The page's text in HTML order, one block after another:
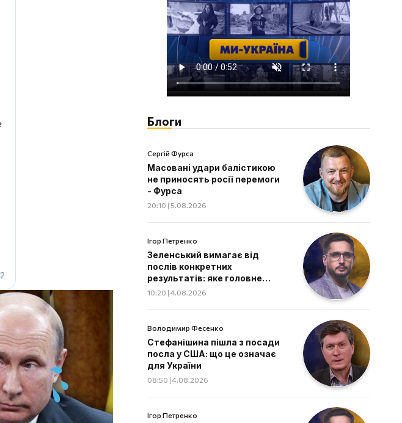
Блоги
Сергій Фурса
Масовані удари балістикою
не приносять росії перемоги
- Фурса
20:10 | 5.08.2026
Ігор Петренко
Зеленський вимагає від
послів конкретних
результатів: яке головне
завдання дипломатів
10:20 | 4.08.2026
Володимир Фесенко
Стефанішина пішла з посади
посла у США: що це означає
для України
08:50 | 4.08.2026
Ігор Петренко